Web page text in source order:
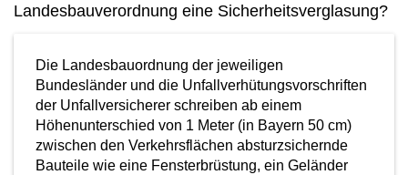
Landesbauverordnung eine Sicherheitsverglasung?
Die Landesbauordnung der jeweiligen
Bundesländer und die Unfallverhütungsvorschriften
der Unfallversicherer schreiben ab einem
Höhenunterschied von 1 Meter (in Bayern 50 cm)
zwischen den Verkehrsflächen absturzsichernde
Bauteile wie eine Fensterbrüstung, ein Geländer